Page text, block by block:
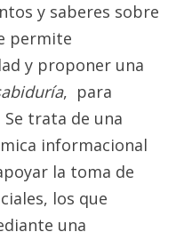
y saberes sobre
permite
y proponer una
, para
trata de una
informacional
la toma de
los que
una